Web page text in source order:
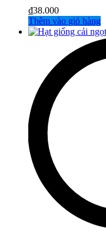
₫38.000
Thêm vào giỏ hàng